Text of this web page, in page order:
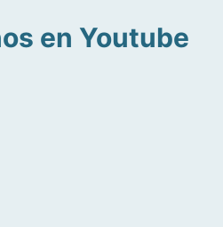
en Youtube